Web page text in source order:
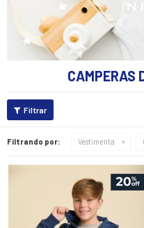
CAMPERAS
Filtrando por: Vestimenta